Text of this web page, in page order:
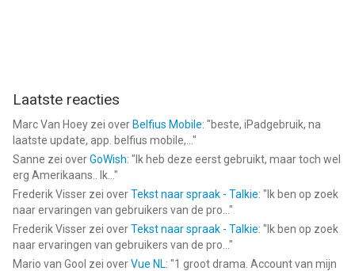
Laatste reacties
Marc Van Hoey zei over Belfius Mobile: "beste, iPadgebruik, na
laatste update, app. belfius mobile,... "
Sanne zei overGoWish: " Ik heb deze eerst gebruikt, maar toch wel
erg Amerikaans.. Ik... "
Frederik Visser zei overTekst naar spraak - Talkie: " Ik ben op zoek
naar ervaringen van gebruikers van de pro... "
Frederik Visser zei overTekst naar spraak - Talkie: " Ik ben op zoek
naar ervaringen van gebruikers van de pro... "
Mario van Gool zei overVue NL: "1 groot drama. Account van mijn